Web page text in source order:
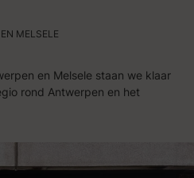
MELSELE
en Melsele staan we klaar
rond Antwerpen en het